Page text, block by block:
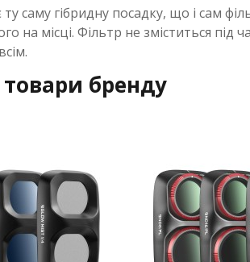
ту саму гібридну посадку, що і сам
на місці. Фільтр не зміститься
бренду